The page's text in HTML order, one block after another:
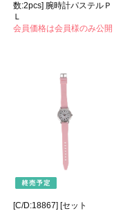
数:2pcs] 腕時計パステルＰ
Ｌ
会員価格は会員様のみ公開
[C/D:18867] [セット